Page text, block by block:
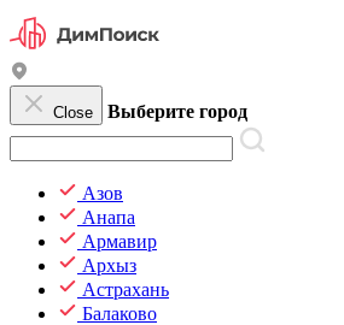
Close Выберите город
Азов
Анапа
Армавир
Архыз
Астрахань
Балаково